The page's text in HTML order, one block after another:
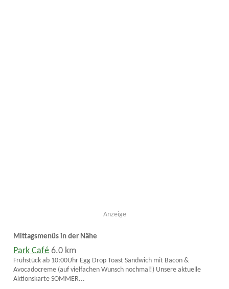
Anzeige
Mittagsmenüs in der Nähe
Park Café 6.0 km
Frühstück ab 10:00Uhr Egg Drop Toast Sandwich mit Bacon &
Avocadocreme (auf vielfachen Wunsch nochmal!) Unsere aktuelle
Aktionskarte SOMMER...